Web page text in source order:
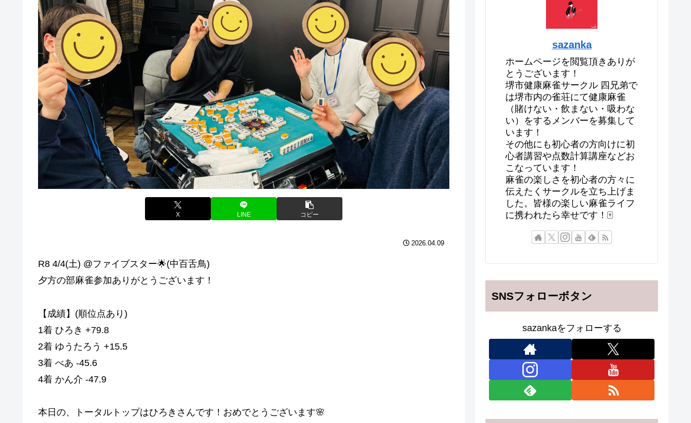
X LINE コピー
2026.04.09
R8 4/4(土) @ファイブスター🌟(中百舌鳥)
夕方の部麻雀参加ありがとうございます！
【成績】(順位点あり)
1着 ひろき +79.8
2着 ゆうたろう +15.5
3着 べあ -45.6
4着 かん介 -47.9
本日の、トータルトップはひろきさんです！おめでとうございます🌸
sazanka
ホームページを閲覧頂きありが
とうございます！
堺市健康麻雀サークル 四兄弟で
は堺市内の雀荘にて健康麻雀
（賭けない・飲まない・吸わな
い）をするメンバーを募集して
います！
その他にも初心者の方向けに初
心者講習や点数計算講座などお
こなっています！
麻雀の楽しさを初心者の方々に
伝えたくサークルを立ち上げま
した。皆様の楽しい麻雀ライフ
に携われたら幸せです！🀄
SNSフォローボタン
sazankaをフォローする